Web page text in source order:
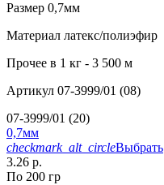
Размер 0,7мм
Материал латекс/полиэфир
Прочее в 1 кг - 3 500 м
Артикул 07-3999/01 (08)
07-3999/01 (20)
0,7мм
checkmark_alt_circleВыбрать
3.26 р.
По 200 гр